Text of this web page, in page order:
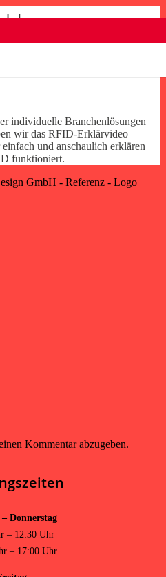
individuelle Branchenlösungen
wir das RFID-Erklärvideo
und anschaulich erklären
funktioniert.
Einladungskarte
Kommentar abzugeben.
Donnerstag
– 12:30 Uhr
– 17:00 Uhr